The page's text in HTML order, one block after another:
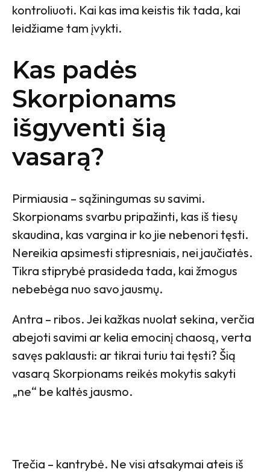
kontroliuoti. Kai kas ima keistis tik tada, kai
leidžiame tam įvykti.
Kas padės
Skorpionams
išgyventi šią
vasarą?
Pirmiausia – sąžiningumas su savimi.
Skorpionams svarbu pripažinti, kas iš tiesų
skaudina, kas vargina ir ko jie nebenori tęsti.
Nereikia apsimesti stipresniais, nei jaučiatės.
Tikra stiprybė prasideda tada, kai žmogus
nebebėga nuo savo jausmų.
Antra – ribos. Jei kažkas nuolat sekina, verčia
abejoti savimi ar kelia emocinį chaosą, verta
savęs paklausti: ar tikrai turiu tai tęsti? Šią
vasarą Skorpionams reikės mokytis sakyti
„ne“ be kaltės jausmo.
Trečia – kantrybė. Ne visi atsakymai ateis iš